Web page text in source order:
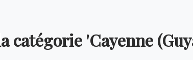
'Cayenne